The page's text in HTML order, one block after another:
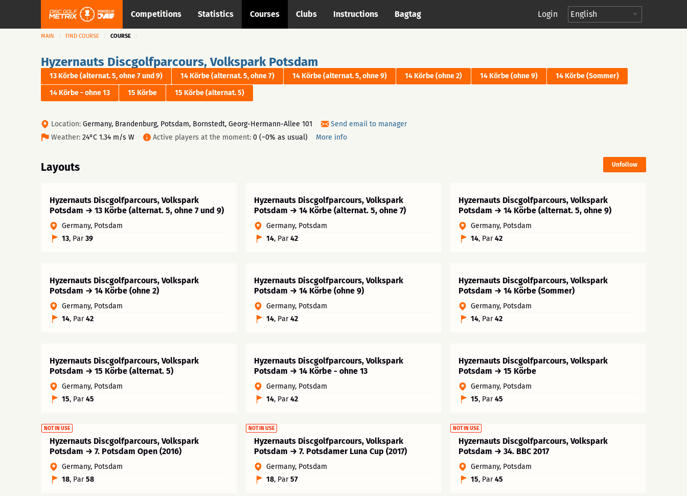
Competitions Statistics Courses Clubs Instructions Bagtag Login
MAIN FIND COURSE COURSE
Hyzernauts Discgolfparcours, Volkspark Potsdam
13 Körbe (alternat. 5, ohne 7 und 9) 14 Körbe (alternat. 5, ohne 7) 14 Körbe (alternat. 5, ohne 9) 14 Körbe (ohne 2) 14 Körbe (ohne 9)
14 Körbe (Sommer)
14 Körbe - ohne 13
15 Körbe 15 Körbe (alternat. 5)
Location: Germany, Brandenburg, Potsdam, Bornstedt, Georg-Hermann-Allee 101
Send email to manager
Weather: 24°C 1.34 m/s W Active players at the moment: 0 (~0% as usual) More info
Unfollow
Layouts
Hyzernauts Discgolfparcours, Volkspark
Potsdam → 13 Körbe (alternat. 5, ohne 7 und 9)
Germany, Potsdam
13, Par39
Hyzernauts Discgolfparcours, Volkspark
Potsdam → 14 Körbe (alternat. 5, ohne 7)
Germany, Potsdam
14, Par42
Hyzernauts Discgolfparcours, Volkspark
Potsdam → 14 Körbe (alternat. 5, ohne 9)
Germany, Potsdam
14, Par42
Hyzernauts Discgolfparcours, Volkspark
Potsdam → 14 Körbe (ohne 2)
Germany, Potsdam
14, Par42
Hyzernauts Discgolfparcours, Volkspark
Potsdam → 14 Körbe (ohne 9)
Germany, Potsdam
14, Par42
Hyzernauts Discgolfparcours, Volkspark
Potsdam → 14 Körbe (Sommer)
Germany, Potsdam
14, Par42
Hyzernauts Discgolfparcours, Volkspark
Potsdam → 15 Körbe (alternat. 5)
Germany, Potsdam
15, Par45
Hyzernauts Discgolfparcours, Volkspark
Potsdam → 14 Körbe - ohne 13
Germany, Potsdam
14, Par42
Hyzernauts Discgolfparcours, Volkspark
Potsdam → 15 Körbe
Germany, Potsdam
15, Par45
Hyzernauts Discgolfparcours, Volkspark
Potsdam → 7. Potsdam Open (2016)
NOT IN USE
Germany, Potsdam
18, Par58
Hyzernauts Discgolfparcours, Volkspark
Potsdam → 7. Potsdamer Luna Cup (2017)
NOT IN USE
Germany, Potsdam
18, Par57
Hyzernauts Discgolfparcours, Volkspark
Potsdam → 34. BBC 2017
NOT IN USE
Germany, Potsdam
15, Par45